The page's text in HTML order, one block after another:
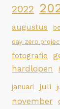
2022
augustus
day zero
fotografie
hardlopen
januari juli
november